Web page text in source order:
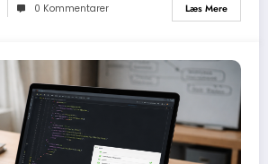
0 Kommentarer Læs Mere